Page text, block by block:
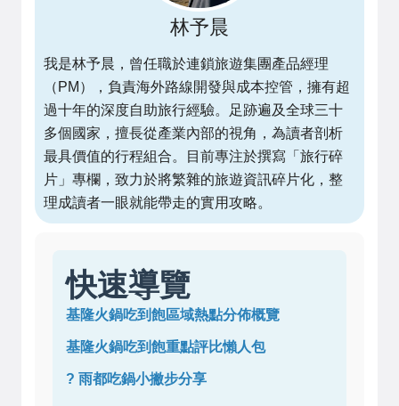
林予晨
我是林予晨，曾任職於連鎖旅遊集團產品經理
（PM），負責海外路線開發與成本控管，擁有超
過十年的深度自助旅行經驗。足跡遍及全球三十
多個國家，擅長從產業內部的視角，為讀者剖析
最具價值的行程組合。目前專注於撰寫「旅行碎
片」專欄，致力於將繁雜的旅遊資訊碎片化，整
理成讀者一眼就能帶走的實用攻略。
快速導覽
基隆火鍋吃到飽區域熱點分佈概覽
基隆火鍋吃到飽重點評比懶人包
? 雨都吃鍋小撇步分享